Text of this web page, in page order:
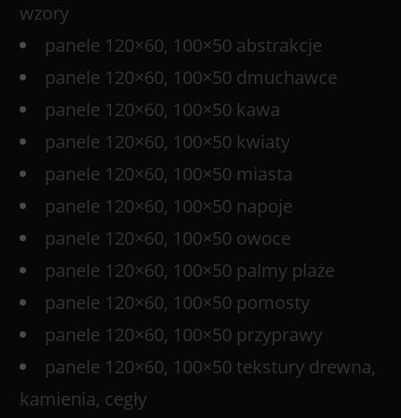
wzory
panele 120×60, 100×50 abstrakcje
panele 120×60, 100×50 dmuchawce
panele 120×60, 100×50 kawa
panele 120×60, 100×50 kwiaty
panele 120×60, 100×50 miasta
panele 120×60, 100×50 napoje
panele 120×60, 100×50 owoce
panele 120×60, 100×50 palmy plaże
panele 120×60, 100×50 pomosty
panele 120×60, 100×50 przyprawy
panele 120×60, 100×50 tekstury drewna,
kamienia, cegły